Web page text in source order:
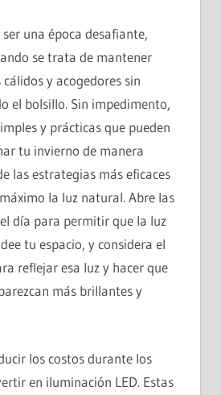
una época desafiante,
se trata de mantener
y acogedores sin
el bolsillo. Sin impedimento,
y prácticas que pueden
tu invierno de manera
las estrategias más eficaces
la luz natural. Abre las
día para permitir que la luz
tu espacio, y considera el
reflejar esa luz y hacer que
más brillantes y
los costos durante los
en iluminación LED. Estas